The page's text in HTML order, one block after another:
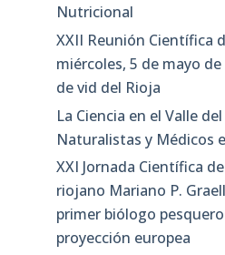
Nutricional
XXII Reunión Científica
miércoles, 5 de mayo
de vid del Rioja
La Ciencia en el Valle
Naturalistas y Médicos
XXI Jornada Científica de
riojano Mariano P.
primer biólogo
proyección europea